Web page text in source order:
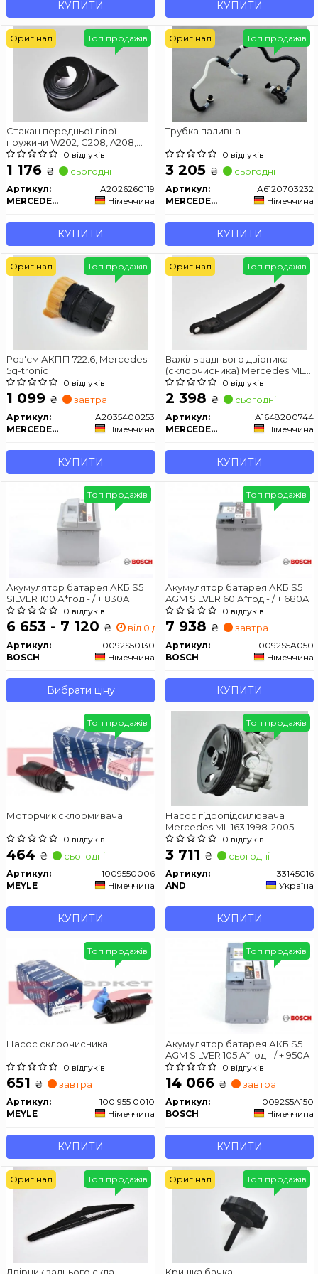
КУПИТИ КУПИТИ
Стакан передньої лівої
пружини W202, C208, A208,
R170 (С, CLK, SLK)
0 відгуків
1 176 ₴ сьогодні
Артикул:
A2026260119
MERCEDES-BENZ
Німеччина
КУПИТИ
Топ продажів
Оригінал
Трубка паливна
0 відгуків
3 205 ₴ сьогодні
Артикул:
A6120703232
MERCEDES-BENZ
Німеччина
КУПИТИ
Топ продажів
Оригінал
Роз'єм АКПП 722.6, Mercedes
5g-tronic
0 відгуків
1 099 ₴ завтра
Артикул:
A2035400253
MERCEDES-BENZ
Німеччина
КУПИТИ
Топ продажів
Оригінал
Важіль заднього двірника
(склоочисника) Mercedes ML
W164 / W166 0 відгуків
2 398 ₴ сьогодні
Артикул:
A1648200744
MERCEDES-BENZ
Німеччина
КУПИТИ
Топ продажів
Оригінал
Акумулятор батарея АКБ S5
SILVER 100 А*год - / + 830A
0 відгуків
6 653 - 7 120 ₴ від 0 дн.
Артикул:
0092S50130
BOSCH
Німеччина
Вибрати ціну
Топ продажів
Акумулятор батарея АКБ S5
AGM SILVER 60 А*год - / + 680A
0 відгуків
7 938 ₴ завтра
Артикул:
0092S5A050
BOSCH
Німеччина
КУПИТИ
Топ продажів
Моторчик склоомивача
0 відгуків
464 ₴ сьогодні
Артикул:
1009550006
MEYLE
Німеччина
КУПИТИ
Топ продажів
Насос гідропідсилювача
Mercedes ML 163 1998-2005
0 відгуків
3 711 ₴ сьогодні
Артикул:
33145016
AND
Україна
КУПИТИ
Топ продажів
Насос склоочисника
0 відгуків
651 ₴ завтра
Артикул:
100 955 0010
MEYLE
Німеччина
КУПИТИ
Топ продажів
Акумулятор батарея АКБ S5
AGM SILVER 105 А*год - / + 950A
0 відгуків
14 066 ₴ завтра
Артикул:
0092S5A150
BOSCH
Німеччина
КУПИТИ
Топ продажів
Топ продажів
Оригінал Топ продажів
Оригінал